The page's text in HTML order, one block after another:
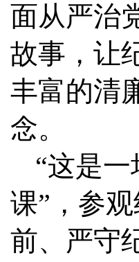
面从严治
故事，让
丰富的清
念。
“这是
课”，参
前、严守